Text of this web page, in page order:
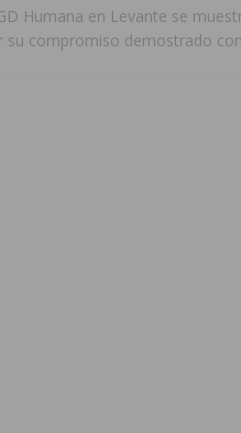
Humana en Levante se
su compromiso demostrado